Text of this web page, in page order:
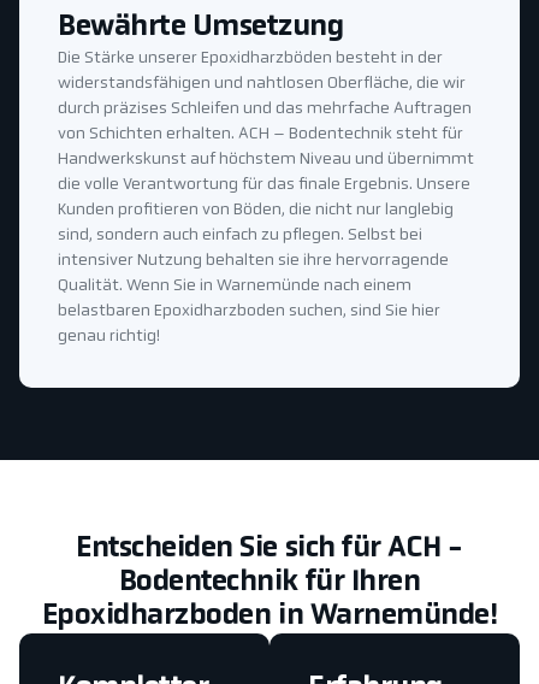
Bewährte Umsetzung
Die Stärke unserer Epoxidharzböden besteht in der
widerstandsfähigen und nahtlosen Oberfläche, die wir
durch präzises Schleifen und das mehrfache Auftragen
von Schichten erhalten. ACH – Bodentechnik steht für
Handwerkskunst auf höchstem Niveau und übernimmt
die volle Verantwortung für das finale Ergebnis. Unsere
Kunden profitieren von Böden, die nicht nur langlebig
sind, sondern auch einfach zu pflegen. Selbst bei
intensiver Nutzung behalten sie ihre hervorragende
Qualität. Wenn Sie in Warnemünde nach einem
belastbaren Epoxidharzboden suchen, sind Sie hier
genau richtig!
Entscheiden Sie sich für ACH -
Bodentechnik für Ihren
Epoxidharzboden in Warnemünde!